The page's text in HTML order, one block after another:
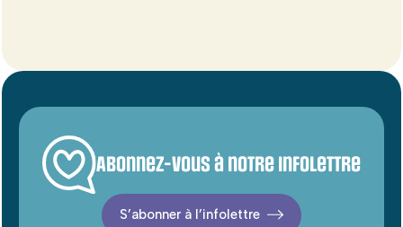
Abonnez-vous à notre infolettre
S’abonner à l’infolettre